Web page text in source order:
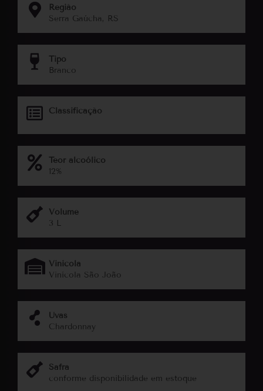
Região
Serra Gaúcha, RS
Tipo
Branco
Classificação
Teor alcoólico
12%
Volume
3 L
Vinicola
Vinícola São João
Uvas
Chardonnay
Safra
conforme disponibilidade em estoque